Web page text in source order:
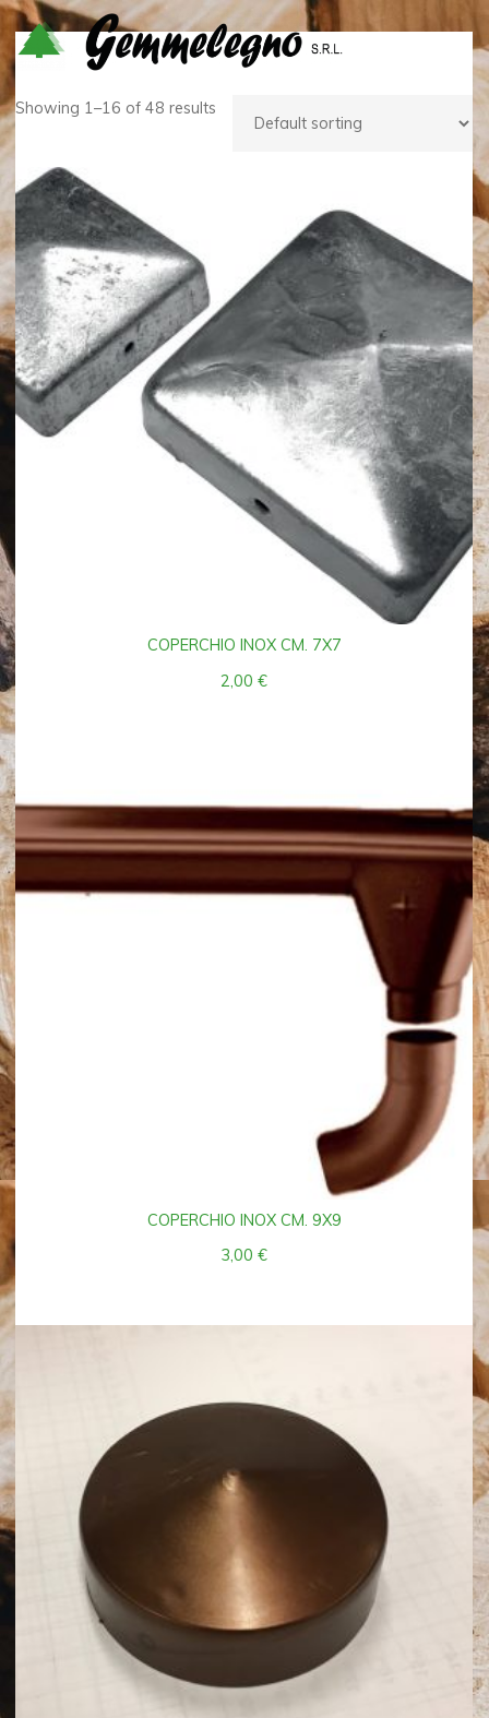
Salta
al
contenuto
Showing 1–16 of 48 results
COPERCHIO INOX CM. 7X7
2,00€
COPERCHIO INOX CM. 9X9
3,00€